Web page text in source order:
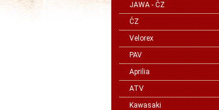
JAWA - ČZ
ČZ
Velorex
PAV
Aprilia
ATV
Kawasaki